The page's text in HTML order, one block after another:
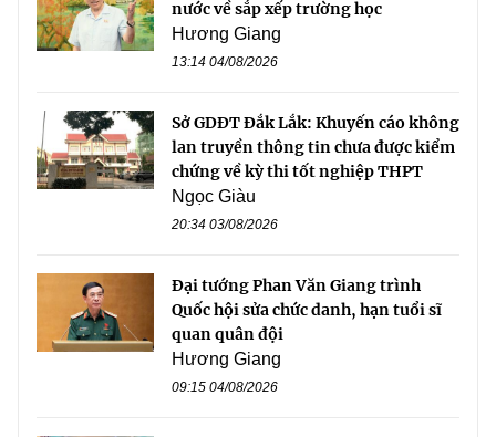
nước về sắp xếp trường học
Hương Giang
13:14 04/08/2026
Sở GDĐT Đắk Lắk: Khuyến cáo không
lan truyền thông tin chưa được kiểm
chứng về kỳ thi tốt nghiệp THPT
Ngọc Giàu
20:34 03/08/2026
Đại tướng Phan Văn Giang trình
Quốc hội sửa chức danh, hạn tuổi sĩ
quan quân đội
Hương Giang
09:15 04/08/2026